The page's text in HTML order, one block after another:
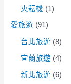
火耘機 (1)
愛旅遊 (91)
台北旅遊 (8)
宜蘭旅遊 (4)
新北旅遊 (6)